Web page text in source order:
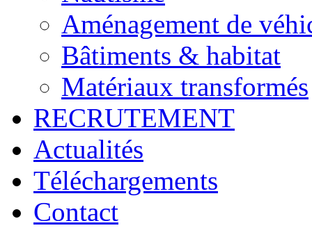
Aménagement de
Bâtiments & habitat
Matériaux transformés
RECRUTEMENT
Actualités
Téléchargements
Contact